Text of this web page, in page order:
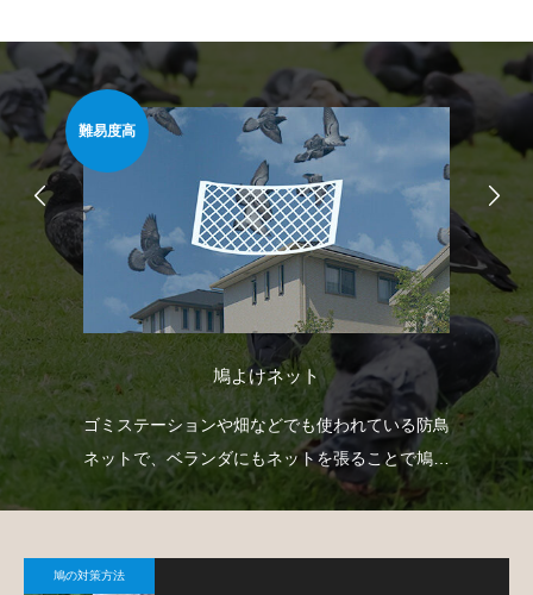
難易度高
鳩よけネット
ゴミステーションや畑などでも使われている防鳥
ネットで、ベランダにもネットを張ることで鳩対
策が可能です。
鳩の対策方法